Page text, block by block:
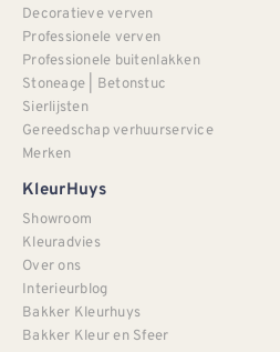
Decoratieve verven
Professionele verven
Professionele buitenlakken
Stoneage | Betonstuc
Sierlijsten
Gereedschap verhuurservice
Merken
KleurHuys
Showroom
Kleuradvies
Over ons
Interieurblog
Bakker Kleurhuys
Bakker Kleur en Sfeer